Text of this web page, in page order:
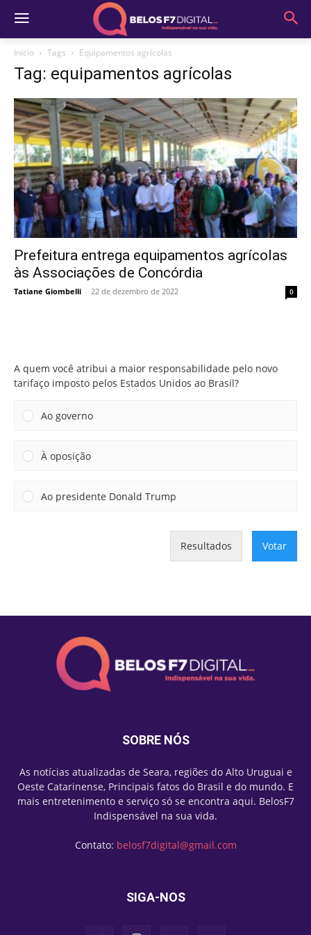
Início Tags Equipamentos agrícolas
Tag: equipamentos agrícolas
Prefeitura entrega equipamentos agrícolas
às Associações de Concórdia
Tatiane Giombelli - 22 de dezembro de 2022 0
A quem você atribui a maior responsabilidade pelo novo
tarifaço imposto pelos Estados Unidos ao Brasil?
Ao governo
À oposição
Ao presidente Donald Trump
Resultados Votar
SOBRE NÓS
As notícias atualizadas de Seara, regiões do Alto Uruguai e
Oeste Catarinense, Principais fatos do Brasil e do mundo. E
mais entretenimento e serviço só se encontra aqui. BelosF7
Indispensável na sua vida.
Contato: belosf7digital@gmail.com
SIGA-NOS